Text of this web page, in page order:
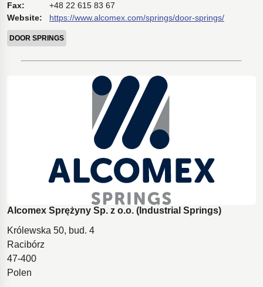
Fax:
+48 22 615 83 67
Website:
https://www.alcomex.com/springs/door-springs/
DOOR SPRINGS
Alcomex Sprężyny Sp. z o.o. (Industrial Springs)
Królewska 50, bud. 4
Racibórz
47-400
Polen